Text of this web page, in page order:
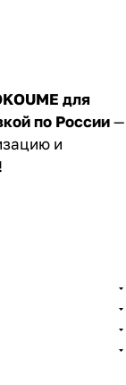
для
по России—
и